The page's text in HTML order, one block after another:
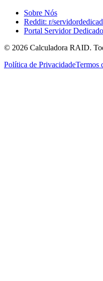
Sobre Nós
Reddit: r/
Portal Servidor Dedicado
© 2026 Calculadora RAID.
Política de PrivacidadeTermos